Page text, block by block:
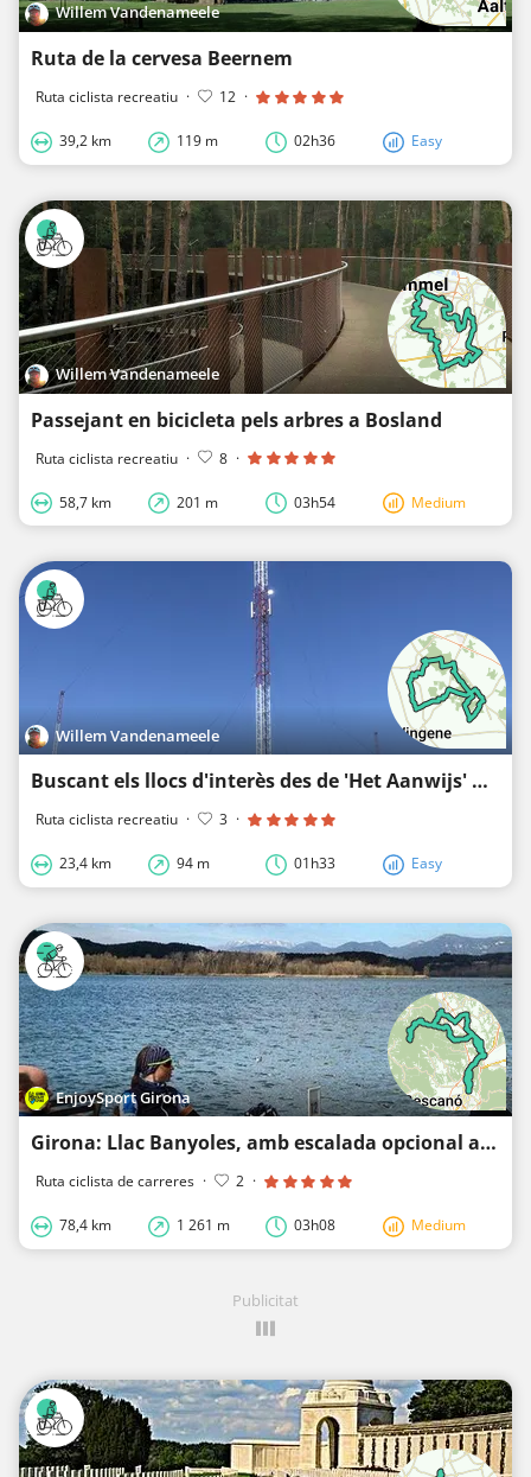
Willem Vandenameele
Ruta de la cervesa Beernem
Ruta ciclista recreatiu · 12 ·
39,2 km 119 m 02h36 Easy
Willem Vandenameele
Passejant en bicicleta pels arbres a Bosland
Ruta ciclista recreatiu · 8 ·
58,7 km 201 m 03h54 Medium
Willem Vandenameele
Buscant els llocs d'interès des de 'Het Aanwijs' fins a 'De Radio' a Bulskampveld
Ruta ciclista recreatiu · 3 ·
23,4 km 94 m 01h33 Easy
EnjoySport Girona
Girona: Llac Banyoles, amb escalada opcional al Rocacorba en bicicleta de carretera
Ruta ciclista de carreres · 2 ·
78,4 km 1 261 m 03h08 Medium
Publicitat